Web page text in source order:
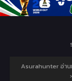
Asurahunter อ่าน
›